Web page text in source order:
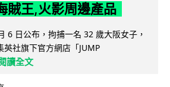
賊王,火影周邊產品
6 日公布，拘捕一名 32 歲大阪女子，
社旗下官方網店「JUMP
閱讀全文